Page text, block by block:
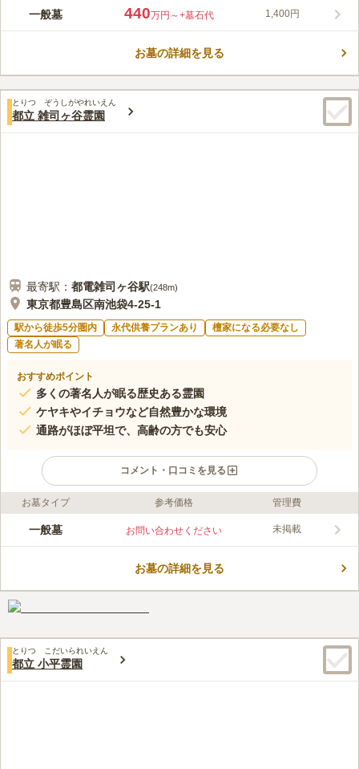
青山霊園は都内一等地の港区にある都営霊園で、日本で初めてで
った小説家、代々の市川団十郎のお墓など多くの著名人が眠って
の高級霊園です。年に1回行われる募集区画も少なく、抽選倍率
は毎年非常に高く、東京都民の憧れの霊園となっています。
口コミ評価
みんなの評価
60代男性
花などは最寄りのお店では高いので地元のスーパーで買ってい
一般墓 440万円～+墓石代 1,400円
お墓の詳細を見る
とりつ ぞうしがやれいえん
都立 雑司ヶ谷霊園
最寄駅： 都電雑司ヶ谷駅(248m)
東京都豊島区南池袋4-25-1
駅から徒歩5分圏内 永代供養プランあり
檀家になる必要なし
著名人が眠る
おすすめポイント
多くの著名人が眠る歴史ある霊園
ケヤキやイチョウなど自然豊かな環境
通路がほぼ平坦で、高齢の方でも安心
コメント・口コミを見る
ライフドット編集部のコメント
都立 雑司ヶ谷霊園は、明治7年に開設されました。自然が豊富な
に名を残した、文豪たちのお墓がある霊園としても知られてお
口コミ評価
70代男性
花屋もあるけれど 値段が高いので 供花や線香は近くのスーパー
マーケットで購入バケツやほうき ひしゃく ゴミ袋などは 車で家から持って
ゆくので不便は感じない 食事は家から霊園までの途中のファミレスを利用
お墓タイプ 参考価格 管理費
一般墓 お問い合わせください 未掲載
お墓の詳細を見る
とりつ こだいられいえん
都立 小平霊園